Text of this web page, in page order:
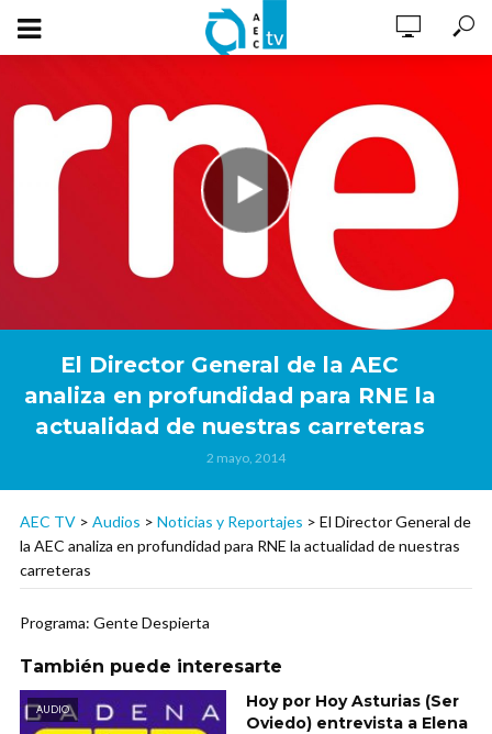
El Director General de la AEC
analiza en profundidad para RNE la
actualidad de nuestras carreteras
2 mayo, 2014
AEC TV > Audios > Noticias y Reportajes > El Director General de
la AEC analiza en profundidad para RNE la actualidad de nuestras
carreteras
Programa: Gente Despierta
También puede interesarte
AUDIO
Hoy por Hoy Asturias (Ser
Oviedo) entrevista a Elena